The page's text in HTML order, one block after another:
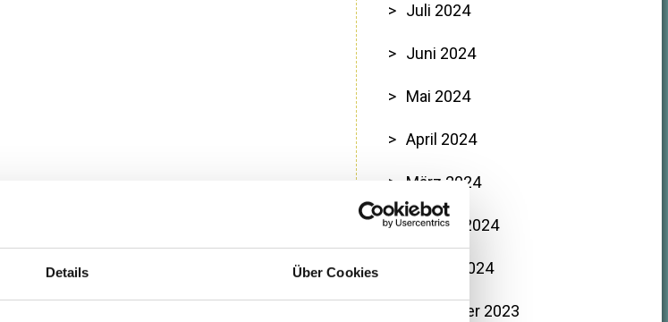
Details Über Cookies
Juli 2024
Juni 2024
Mai 2024
April 2024
März 2024
Februar 2024
Januar 2024
Dezember 2023